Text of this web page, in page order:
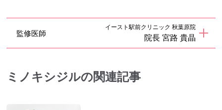
監修医師
イースト駅前クリニック 秋葉原院
院長 宮路 貴晶
ミノキシジルの関連記事